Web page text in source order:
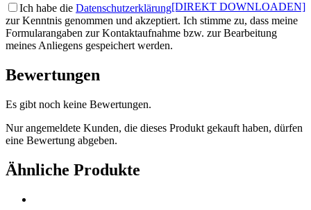
[DIREKT DOWNLOADEN]
Ich habe die Datenschutzerklärung
zur Kenntnis genommen und akzeptiert. Ich stimme zu, dass meine
Formularangaben zur Kontaktaufnahme bzw. zur Bearbeitung
meines Anliegens gespeichert werden.
Bewertungen
Es gibt noch keine Bewertungen.
Nur angemeldete Kunden, die dieses Produkt gekauft haben, dürfen
eine Bewertung abgeben.
Ähnliche Produkte